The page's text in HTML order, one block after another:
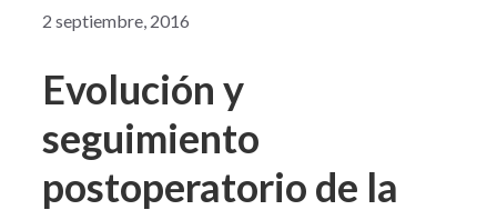
2 septiembre, 2016
Evolución y
seguimiento
postoperatorio de la